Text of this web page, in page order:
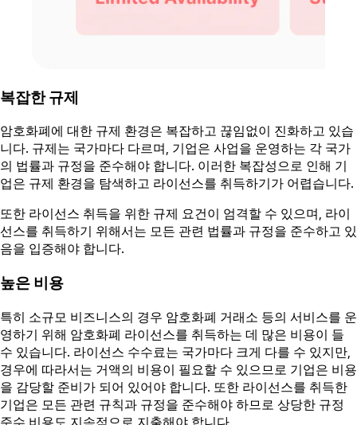
복잡한 규제
암호화폐에 대한 규제 환경은 복잡하고 끊임없이 진화하고 있습
니다. 규제는 국가마다 다르며, 기업은 사업을 운영하는 각 국가
의 법률과 규정을 준수해야 합니다. 이러한 복잡성으로 인해 기
업은 규제 환경을 탐색하고 라이선스를 취득하기가 어렵습니다.
또한 라이선스 취득을 위한 규제 요건이 엄격할 수 있으며, 라이
선스를 취득하기 위해서는 모든 관련 법률과 규정을 준수하고 있
음을 입증해야 합니다.
높은 비용
특히 소규모 비즈니스의 경우 암호화폐 거래소 등의 서비스를 운
영하기 위해 암호화폐 라이선스를 취득하는 데 많은 비용이 들
수 있습니다. 라이선스 수수료는 국가마다 크게 다를 수 있지만,
경우에 따라서는 거액의 비용이 필요할 수 있으므로 기업은 비용
을 감당할 준비가 되어 있어야 합니다. 또한 라이선스를 취득한
기업은 모든 관련 규칙과 규정을 준수해야 하므로 상당한 규정
준수 비용도 지속적으로 지출해야 합니다.